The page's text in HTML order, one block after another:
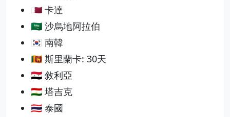
🇶🇦 卡達
🇸🇦 沙烏地阿拉伯
🇰🇷 南韓
🇱🇰 斯里蘭卡: 30天
🇸🇾 敘利亞
🇹🇯 塔吉克
🇹🇭 泰國